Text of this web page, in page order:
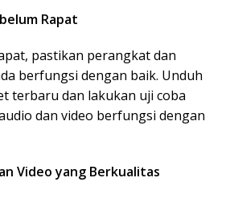
Rapat
pastikan perangkat dan
berfungsi dengan baik. Unduh
terbaru dan lakukan uji coba
dan video berfungsi dengan
Video yang Berkualitas